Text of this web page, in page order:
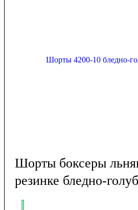
Шорты боксеры
резинке бледно-